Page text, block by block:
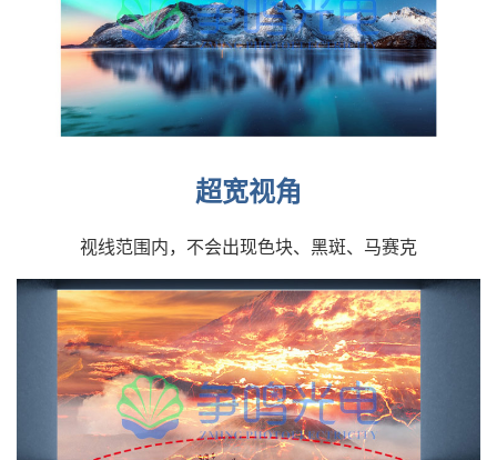
超宽视角
视线范围内，不会出现色块、黑斑、马赛克